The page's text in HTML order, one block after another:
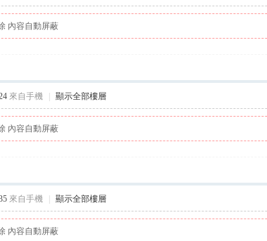
內容自動屏蔽
來自手機 顯示全部樓層
內容自動屏蔽
來自手機 顯示全部樓層
內容自動屏蔽